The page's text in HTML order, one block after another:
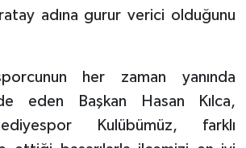
adına gurur verici olduğunu
her zaman yanında
eden Başkan Hasan Kılca,
Kulübümüz, farklı